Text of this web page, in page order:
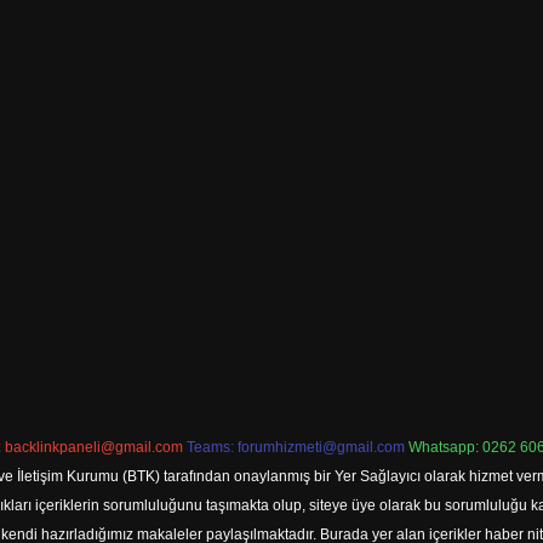
backlinkpaneli@gmail.com Teams: forumhizmeti@gmail.com Whatsapp: 0262
İletişim Kurumu (BTK) tarafından onaylanmış bir Yer Sağlayıcı olarak hizmet
içeriklerin sorumluluğunu taşımakta olup, siteye üye olarak bu sorumluluğu
hazırladığımız makaleler paylaşılmaktadır. Burada yer alan içerikler haber